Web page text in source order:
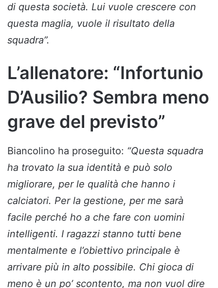
di questa società. Lui vuole crescere con
questa maglia, vuole il risultato della
squadra”.
L’allenatore: “Infortunio
D’Ausilio? Sembra meno
grave del previsto”
Biancolino ha proseguito: “Questa squadra
ha trovato la sua identità e può solo
migliorare, per le qualità che hanno i
calciatori. Per la gestione, per me sarà
facile perché ho a che fare con uomini
intelligenti. I ragazzi stanno tutti bene
mentalmente e l’obiettivo principale è
arrivare più in alto possibile. Chi gioca di
meno è un po’ scontento, ma non vuol dire